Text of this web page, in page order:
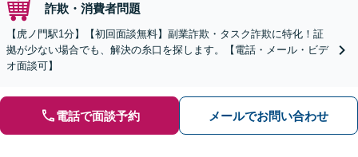
詐欺・消費者問題
【虎ノ門駅1分】【初回面談無料】副業詐欺・タスク詐欺に特化！証
拠が少ない場合でも、解決の糸口を探します。【電話・メール・ビデ
オ面談可】
電話で面談予約 メールでお問い合わせ